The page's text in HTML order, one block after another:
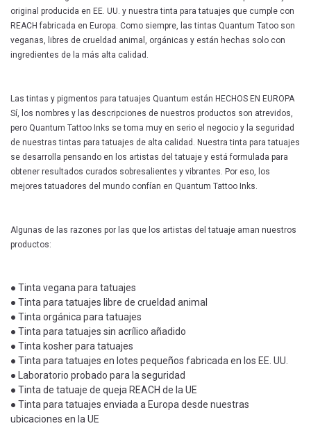
original producida en EE. UU. y nuestra tinta para tatuajes que cumple con
REACH fabricada en Europa. Como siempre, las tintas Quantum Tatoo son
veganas, libres de crueldad animal, orgánicas y están hechas solo con
ingredientes de la más alta calidad.
Las tintas y pigmentos para tatuajes Quantum están HECHOS EN EUROPA
Sí, los nombres y las descripciones de nuestros productos son atrevidos,
pero Quantum Tattoo Inks se toma muy en serio el negocio y la seguridad
de nuestras tintas para tatuajes de alta calidad. Nuestra tinta para tatuajes
se desarrolla pensando en los artistas del tatuaje y está formulada para
obtener resultados curados sobresalientes y vibrantes. Por eso, los
mejores tatuadores del mundo confían en Quantum Tattoo Inks.
Algunas de las razones por las que los artistas del tatuaje aman nuestros
productos:
● Tinta vegana para tatuajes
● Tinta para tatuajes libre de crueldad animal
● Tinta orgánica para tatuajes
● Tinta para tatuajes sin acrílico añadido
● Tinta kosher para tatuajes
● Tinta para tatuajes en lotes pequeños fabricada en los EE. UU.
● Laboratorio probado para la seguridad
● Tinta de tatuaje de queja REACH de la UE
● Tinta para tatuajes enviada a Europa desde nuestras
ubicaciones en la UE